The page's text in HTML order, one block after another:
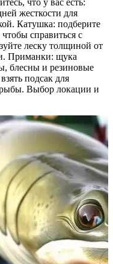
что у вас есть:
жесткости для
Катушка: подберите
справиться с
леску толщиной от
Приманки: щука
блесны и резиновые
подсак для
Выбор локации и